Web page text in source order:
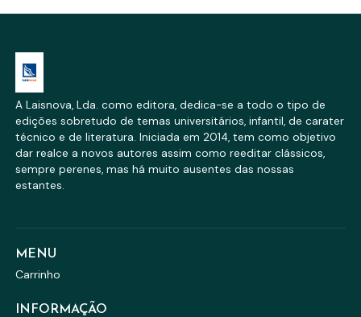
A Laisnova, Lda. como editora, dedica-se a todo o tipo de
edições sobretudo de temas universitários, infantil, de carater
técnico e de literatura. Iniciada em 2014, tem como objetivo
dar realce a novos autores assim como reeditar clássicos,
sempre perenes, mas há muito ausentes das nossas
estantes.
MENU
Carrinho
INFORMAÇÃO